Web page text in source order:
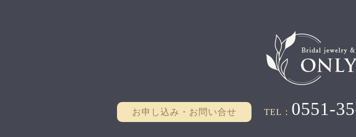
お申し込み・お問い合せ TEL： 0551-